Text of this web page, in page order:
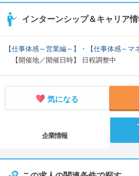
インターンシップ＆キャリア
【仕事体感～営業編～】・【仕事体感～マ
【開催地／開催日時】 日程調整中
気になる
企業情報